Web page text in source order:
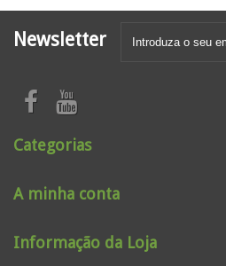
Newsletter
Categorias
A minha conta
Informação da Loja